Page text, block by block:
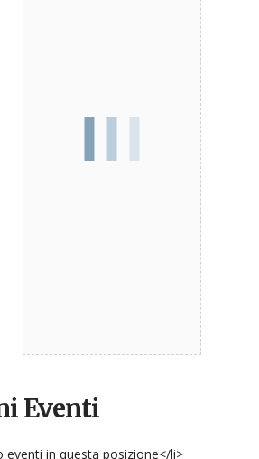
Eventi
eventi in questa posizione</li>